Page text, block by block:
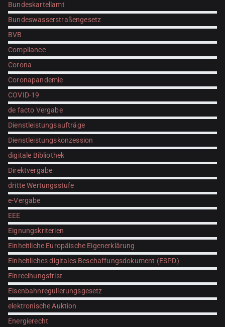
Bundeskartellamt
Bundeswasserstraßengesetz
BVB
Compliance
Corona
Coronapandemie
COVID-19
de facto Vergabe
Dienstleistungsaufträge
Dienstleistungskonzession
digitale Bibliothek
Direktvergabe
dritte Wertungsstufe
e-Vergabe
EEE
Eignungskriterien
Einheitliche Europäische Eigenerklärung
Einheitliches digitales Beschaffungsdokument (ESPD)
Einrecihungsfrist
Eisenbahnregulierungsgesetz
elektronische Auktion
Energierecht